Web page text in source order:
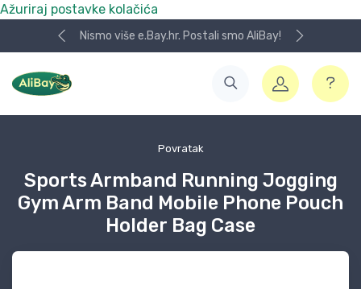
Ažuriraj postavke kolačića
Nismo više e.Bay.hr. Postali smo AliBay!
Povratak
Sports Armband Running Jogging
Gym Arm Band Mobile Phone Pouch
Holder Bag Case